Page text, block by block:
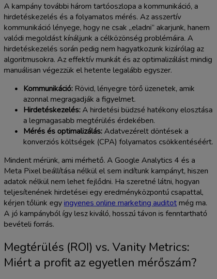
A kampány további három tartóoszlopa a kommunikáció, a
hirdetéskezelés és a folyamatos mérés. Az asszertív
kommunikáció lényege, hogy ne csak „eladni” akarjunk, hanem
valódi megoldást kínáljunk a célközönség problémáira. A
hirdetéskezelés során pedig nem hagyatkozunk kizárólag az
algoritmusokra. Az effektív munkát és az optimalizálást mindig
manuálisan végezzük el hetente legalább egyszer.
Kommunikáció: Rövid, lényegre törő üzenetek, amik
azonnal megragadják a figyelmet.
Hirdetéskezelés:A hirdetési büdzsé hatékony elosztása
a legmagasabb megtérülés érdekében.
Mérés és optimalizálás:Adatvezérelt döntések a
konverziós költségek (CPA) folyamatos csökkentéséért.
Mindent mérünk, ami mérhető. A Google Analytics 4 és a
Meta Pixel beállítása nélkül el sem indítunk kampányt, hiszen
adatok nélkül nem lehet fejlődni. Ha szeretné látni, hogyan
teljesítenének hirdetései egy eredményközpontú csapattal,
kérjen tőlünk egyingyenes online marketing auditotmég ma.
A jó kampányból így lesz kiváló, hosszú távon is fenntartható
bevételi forrás.
Megtérülés (ROI) vs. Vanity Metrics:
Miért a profit az egyetlen mérőszám?